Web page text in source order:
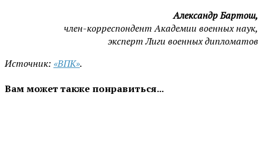
Александр Бартош,
член-корреспондент Академии военных наук,
эксперт Лиги военных дипломатов
Источник: «ВПК».
Вам может также понравиться...